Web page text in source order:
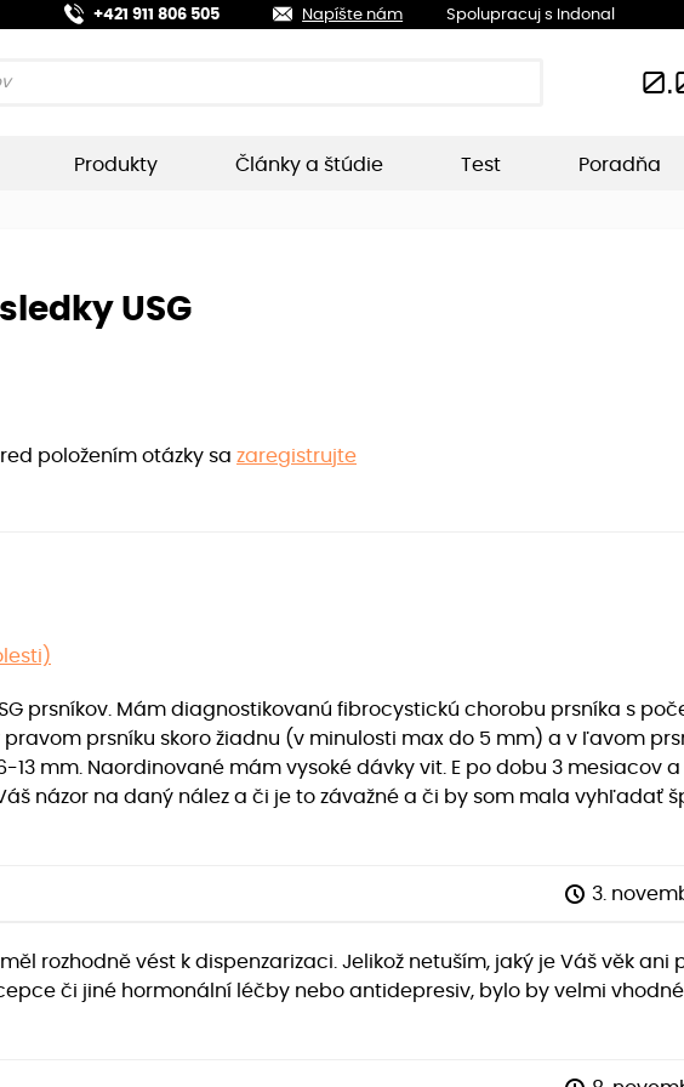
+421 911 806 505 Napíšte nám Spolupracuj s Indonal
Produkty Články a štúdie Test Poradňa
USG
položením otázky sa zaregistrujte
prsníkov. Mám diagnostikovanú fibrocystickú chorobu prsníka s
pravom prsníku skoro žiadnu (v minulosti max do 5 mm) a v ľavom
mm. Naordinované mám vysoké dávky vit. E po dobu 3 mesiacov
názor na daný nález a či je to závažné a či by som mala vyhľadať
3.
rozhodně vést k dispenzarizaci. Jelikož netuším, jaký je Váš věk
či jiné hormonální léčby nebo antidepresiv, bylo by velmi